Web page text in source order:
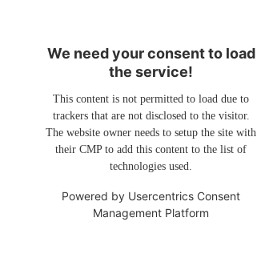
We need your consent to load
the service!
This content is not permitted to load due to
trackers that are not disclosed to the visitor.
The website owner needs to setup the site with
their CMP to add this content to the list of
technologies used.
Powered by Usercentrics Consent
Management Platform